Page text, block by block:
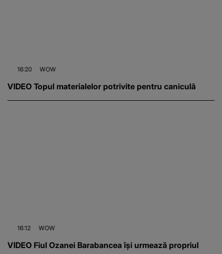
16:20 WOW
VIDEO Topul materialelor potrivite pentru caniculă
16:12 WOW
VIDEO Fiul Ozanei Barabancea își urmează propriul